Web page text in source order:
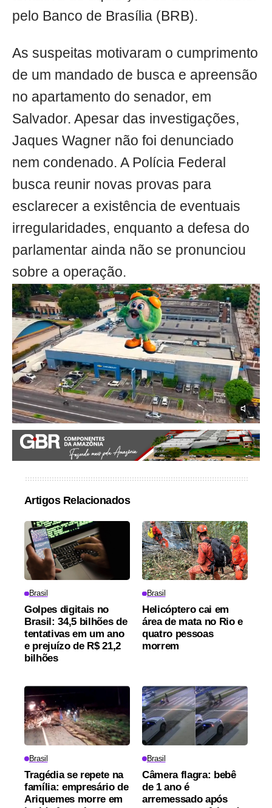
pelo Banco de Brasília (BRB).
As suspeitas motivaram o cumprimento
de um mandado de busca e apreensão
no apartamento do senador, em
Salvador. Apesar das investigações,
Jaques Wagner não foi denunciado
nem condenado. A Polícia Federal
busca reunir novas provas para
esclarecer a existência de eventuais
irregularidades, enquanto a defesa do
parlamentar ainda não se pronunciou
sobre a operação.
Artigos Relacionados
Brasil
Golpes digitais no
Brasil: 34,5 bilhões de
tentativas em um ano
e prejuízo de R$ 21,2
bilhões
Brasil
Helicóptero cai em
área de mata no Rio e
quatro pessoas
morrem
Brasil
Tragédia se repete na
família: empresário de
Ariquemes morre em
Brasil
Câmera flagra: bebê
de 1 ano é
arremessado após